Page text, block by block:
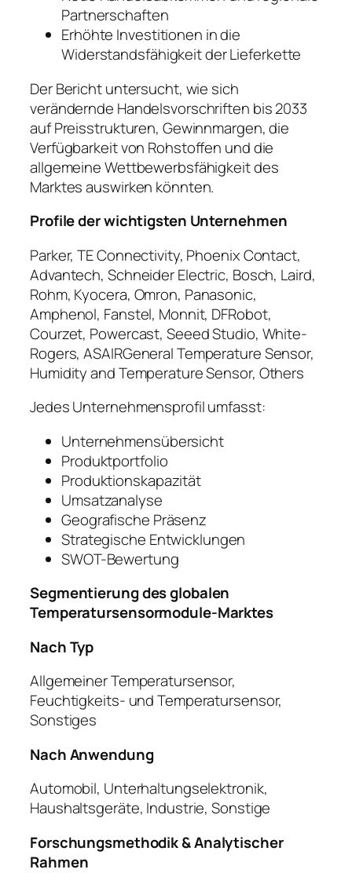
Partnerschaften
Erhöhte Investitionen in die
Widerstandsfähigkeit der Lieferkette
Der Bericht untersucht, wie sich
verändernde Handelsvorschriften bis 2033
auf Preisstrukturen, Gewinnmargen, die
Verfügbarkeit von Rohstoffen und die
allgemeine Wettbewerbsfähigkeit des
Marktes auswirken könnten.
Profile der wichtigsten Unternehmen
Parker, TE Connectivity, Phoenix Contact,
Advantech, Schneider Electric, Bosch, Laird,
Rohm, Kyocera, Omron, Panasonic,
Amphenol, Fanstel, Monnit, DFRobot,
Courzet, Powercast, Seeed Studio, White-
Rogers, ASAIRGeneral Temperature Sensor,
Humidity and Temperature Sensor, Others
Jedes Unternehmensprofil umfasst:
Unternehmensübersicht
Produktportfolio
Produktionskapazität
Umsatzanalyse
Geografische Präsenz
Strategische Entwicklungen
SWOT-Bewertung
Segmentierung des globalen
Temperatursensormodule-Marktes
Nach Typ
Allgemeiner Temperatursensor,
Feuchtigkeits- und Temperatursensor,
Sonstiges
Nach Anwendung
Automobil, Unterhaltungselektronik,
Haushaltsgeräte, Industrie, Sonstige
Forschungsmethodik & Analytischer
Rahmen